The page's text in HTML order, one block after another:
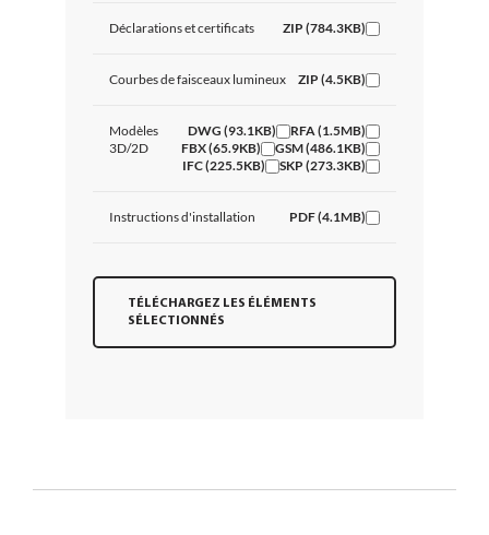
Déclarations et certificats ZIP (784.3KB)
Courbes de faisceaux lumineux ZIP (4.5KB)
Modèles
3D/2D
DWG (93.1KB)
RFA (1.5MB)
FBX (65.9KB)
GSM (486.1KB)
IFC (225.5KB)
SKP (273.3KB)
Instructions d'installation PDF (4.1MB)
TÉLÉCHARGEZ LES ÉLÉMENTS
SÉLECTIONNÉS